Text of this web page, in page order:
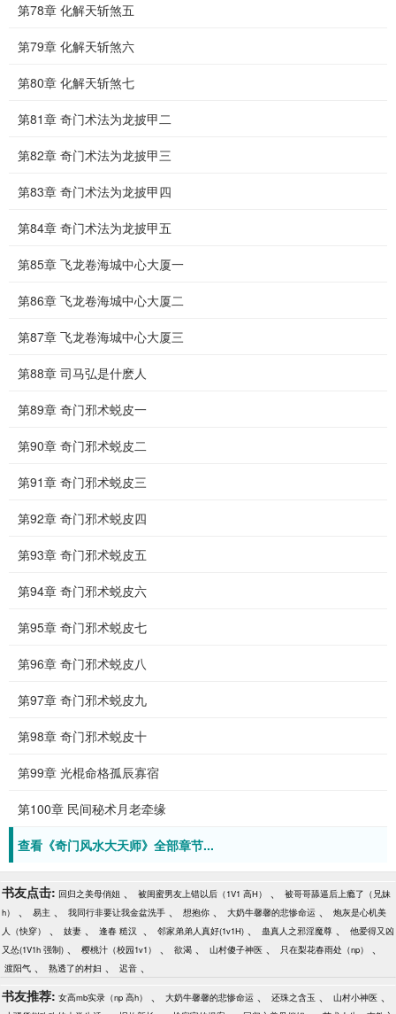
第78章 化解天斩煞五
第79章 化解天斩煞六
第80章 化解天斩煞七
第81章 奇门术法为龙披甲二
第82章 奇门术法为龙披甲三
第83章 奇门术法为龙披甲四
第84章 奇门术法为龙披甲五
第85章 飞龙卷海城中心大厦一
第86章 飞龙卷海城中心大厦二
第87章 飞龙卷海城中心大厦三
第88章 司马弘是什麽人
第89章 奇门邪术蜕皮一
第90章 奇门邪术蜕皮二
第91章 奇门邪术蜕皮三
第92章 奇门邪术蜕皮四
第93章 奇门邪术蜕皮五
第94章 奇门邪术蜕皮六
第95章 奇门邪术蜕皮七
第96章 奇门邪术蜕皮八
第97章 奇门邪术蜕皮九
第98章 奇门邪术蜕皮十
第99章 光棍命格孤辰寡宿
第100章 民间秘术月老牵缘
查看《奇门风水大天师》全部章节...
书友点击: 回归之美母俏姐 、 被闺蜜男友上错以后（1V1 高H） 、
被哥哥舔逼后上瘾了（兄妹
h）
、 易主 、 我同行非要让我金盆洗手 、 想抱你 、 大奶牛馨馨的悲惨命运 、
炮灰是心机美
人（快穿）
、 妓妻 、 逢春 糙汉 、 邻家弟弟人真好(1v1H) 、 蛊真人之邪淫魔尊 、
他爱得又凶
又怂(1V1h 强制) 、 樱桃汁（校园1v1） 、 欲渴 、 山村傻子神医 、 只在梨花春雨处（np） 、
渡阳气 、 熟透了的村妇 、 迟音 、
书友推荐: 女高mb实录（np 高h） 、 大奶牛馨馨的悲惨命运 、 还珠之含玉 、 山村小神医 、